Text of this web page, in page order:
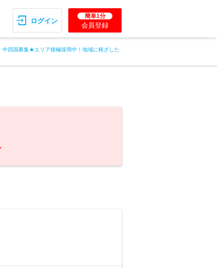
ログイン
簡単1分
会員登録
中四国募集★エリア積極採用中！地域に根ざした